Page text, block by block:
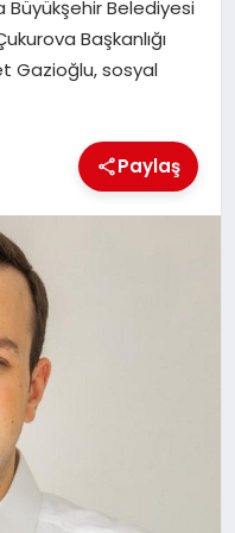
Belediyesi
Başkanlığı
Gazioğlu, sosyal
Paylaş